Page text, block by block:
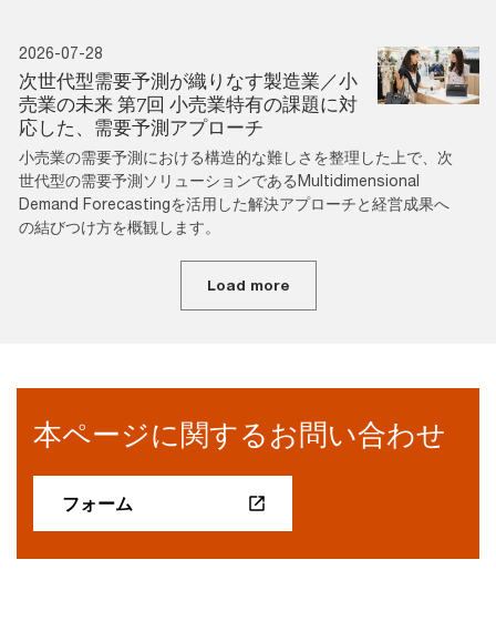
2026-07-28
次世代型需要予測が織りなす製造業／小
売業の未来 第7回 小売業特有の課題に対
応した、需要予測アプローチ
小売業の需要予測における構造的な難しさを整理した上で、次
世代型の需要予測ソリューションであるMultidimensional
Demand Forecastingを活用した解決アプローチと経営成果へ
の結びつけ方を概観します。
Load more
本ページに関するお問い合わせ
フォーム